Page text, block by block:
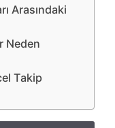
Arasındaki
Neden
Takip